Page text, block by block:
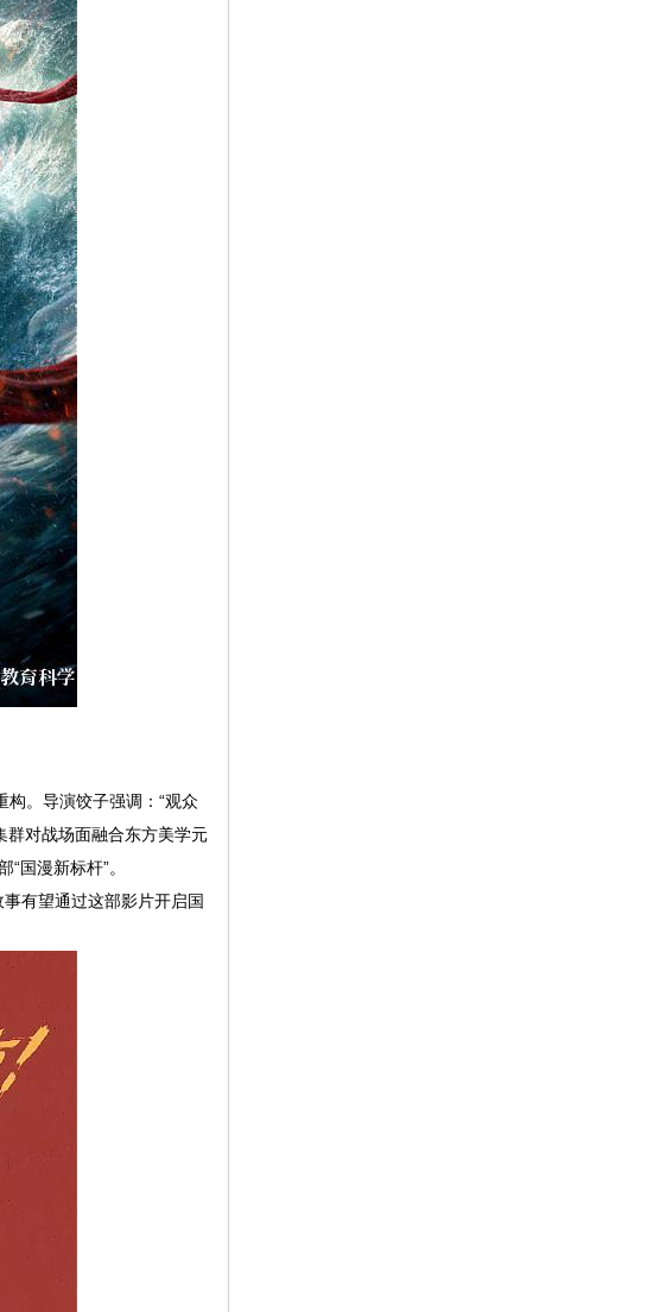
。导演饺子强调： “观众
群对战场面融合东方美学元
“国漫新标杆”。
有望通过这部影片开启国